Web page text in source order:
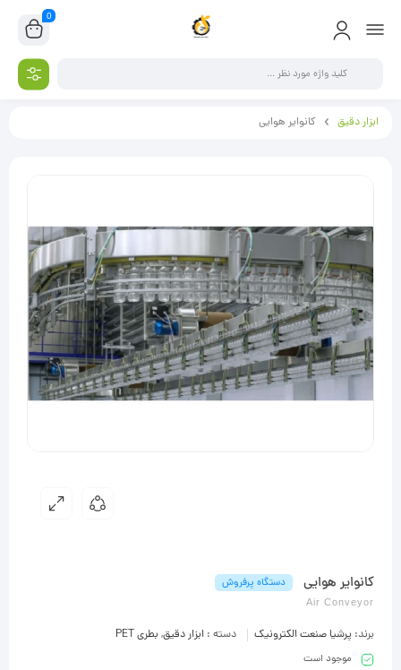
0
ابزار دقیق کانوایر هوایی
کانوایر هوایی دستگاه پرفروش
Air Conveyor
برند: پرشیا صنعت الکترونیک دسته : ابزار دقیق, بطری PET
موجود است